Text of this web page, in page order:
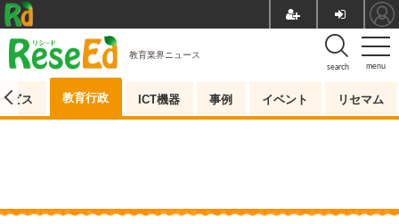
menu
search
教育業界ニュース
ビス 教育行政 ICT機器 事例 イベント リセマム